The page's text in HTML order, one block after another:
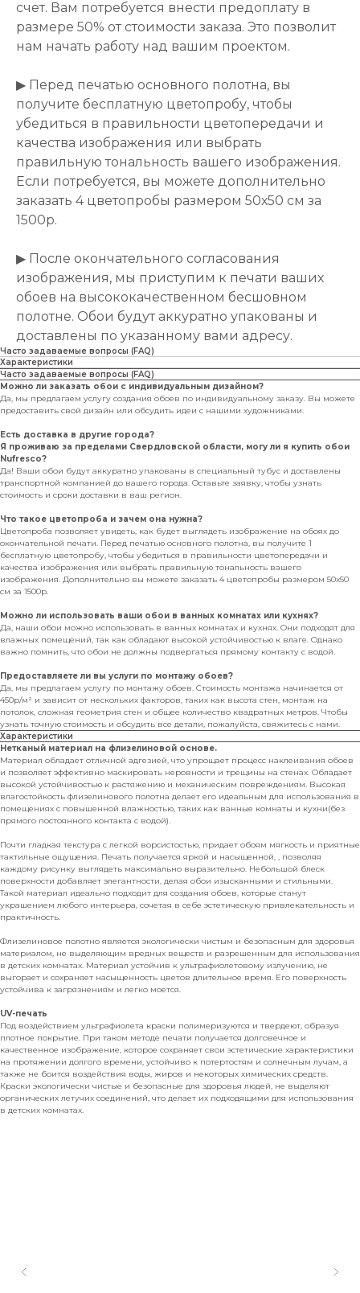
счет. Вам потребуется внести предоплату в
размере 50% от стоимости заказа. Это позволит
нам начать работу над вашим проектом.
▶ Перед печатью основного полотна, вы
получите бесплатную цветопробу, чтобы
убедиться в правильности цветопередачи и
качества изображения или выбрать
правильную тональность вашего изображения.
Если потребуется, вы можете дополнительно
заказать 4 цветопробы размером 50х50 см за
1500р.
▶ После окончательного согласования
изображения, мы приступим к печати ваших
обоев на высококачественном бесшовном
полотне. Обои будут аккуратно упакованы и
доставлены по указанному вами адресу.
Часто задаваемые вопросы (FAQ)
Характеристики
Часто задаваемые вопросы (FAQ)
Можно ли заказать обои с индивидуальным дизайном?
Да, мы предлагаем услугу создания обоев по индивидуальному заказу. Вы можете
предоставить свой дизайн или обсудить идеи с нашими художниками.
Есть доставка в другие города?
Я проживаю за пределами Свердловской области, могу ли я купить обои
Nufresco?
Да! Ваши обои будут аккуратно упакованы в специальный тубус и доставлены
транспортной компанией до вашего города. Оставьте заявку, чтобы узнать
стоимость и сроки доставки в ваш регион.
Что такое цветопроба и зачем она нужна?
Цветопроба позволяет увидеть, как будет выглядеть изображение на обоях до
окончательной печати. Перед печатью основного полотна, вы получите 1
бесплатную цветопробу, чтобы убедиться в правильности цветопередачи и
качества изображения или выбрать правильную тональность вашего
изображения. Дополнительно вы можете заказать 4 цветопробы размером 50х50
см за 1500р.
Можно ли использовать ваши обои в ванных комнатах или кухнях?
Да, наши обои можно использовать в ванных комнатах и кухнях. Они подходят для
влажных помещений, так как обладают высокой устойчивостью к влаге. Однако
важно помнить, что обои не должны подвергаться прямому контакту с водой.
Предоставляете ли вы услуги по монтажу обоев?
Да, мы предлагаем услугу по монтажу обоев. Стоимость монтажа начинается от
450р/м² и зависит от нескольких факторов, таких как высота стен, монтаж на
потолок, сложная геометрия стен и общее количество квадратных метров. Чтобы
узнать точную стоимость и обсудить все детали, пожалуйста, свяжитесь с нами.
Характеристики
Нетканый материал на флизелиновой основе.
Материал обладает отличной адгезией, что упрощает процесс наклеивания обоев
и позволяет эффективно маскировать неровности и трещины на стенах. Обладает
высокой устойчивостью к растяжению и механическим повреждениям. Высокая
влагостойкость флизелинового полотна делает его идеальным для использования в
помещениях с повышенной влажностью, таких как ванные комнаты и кухни(без
прямого постоянного контакта с водой).
Почти гладкая текстура с легкой ворсистостью, придает обоям мягкость и приятные
тактильные ощущения. Печать получается яркой и насыщенной, , позволяя
каждому рисунку выглядеть максимально выразительно. Небольшой блеск
поверхности добавляет элегантности, делая обои изысканными и стильными.
Такой материал идеально подходит для создания обоев, которые станут
украшением любого интерьера, сочетая в себе эстетическую привлекательность и
практичность.
Флизелиновое полотно является экологически чистым и безопасным для здоровья
материалом, не выделяющим вредных веществ и разрешенным для использования
в детских комнатах. Материал устойчив к ультрафиолетовому излучению, не
выгорает и сохраняет насыщенность цветов длительное время. Его поверхность
устойчива к загрязнениям и легко моется.
UV-печать
Под воздействием ультрафиолета краски полимеризуются и твердеют, образуя
плотное покрытие. При таком методе печати получается долговечное и
качественное изображение, которое сохраняет свои эстетические характеристики
на протяжении долгого времени, устойчиво к потертостям и солнечным лучам, а
также не боится воздействия воды, жиров и некоторых химических средств.
Краски экологически чистые и безопасные для здоровья людей, не выделяют
органических летучих соединений, что делает их подходящими для использования
в детских комнатах.